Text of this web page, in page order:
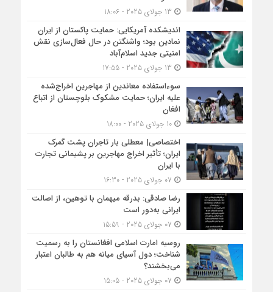
اندیشکده آمریکایی: حمایت پاکستان از ایران
نمادین بود؛ واشنگتن در حال فعال‌سازی نقش
امنیتی جدید اسلام‌آباد
سوءاستفاده معاندین از مهاجرین اخراج‌شده
علیه ایران؛ حمایت مشکوک بلوچستان از اتباع
افغان
10 جولای 2025 - 18:00
اختصاصی| معطلی بار تاجران پشت گمرک
ایران؛ تأثیر اخراج مهاجرین بر پشیمانی تجارت
با ایران
رضا صادقی: بدرقه میهمان با توهین، از اصالت
ایرانی به‌دور است
روسیه امارت اسلامی افغانستان را به رسمیت
شناخت؛ دول آسیای میانه هم به طالبان اعتبار
می‎‌بخشند؟